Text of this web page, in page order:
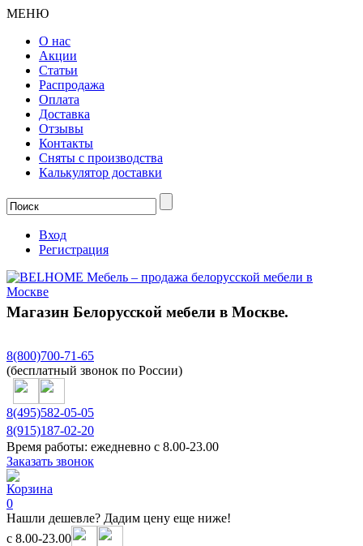
МЕНЮ
О нас
Акции
Статьи
Распродажа
Оплата
Доставка
Отзывы
Контакты
Сняты с производства
Калькулятор доставки
Вход
Регистрация
Магазин Белорусской мебели в Москве.
8(800)700-71-65
(бесплатный звонок по России)
8(495)582-05-05
8(915)187-02-20
Время работы: ежедневно с 8.00-23.00
Заказать звонок
Корзина
0
Нашли дешевле? Дадим цену еще ниже!
с 8.00-23.00